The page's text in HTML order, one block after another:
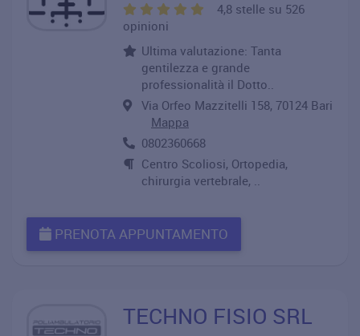
4,8 stelle su 526
opinioni
Ultima valutazione: Tanta
gentilezza e grande
professionalità il Dotto..
Via Orfeo Mazzitelli 158, 70124 Bari
Mappa
0802360668
Centro Scoliosi, Ortopedia,
chirurgia vertebrale, ..
PRENOTA APPUNTAMENTO
TECHNO FISIO SRL